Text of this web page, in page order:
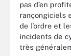
pas d’en
rançongiciels
de l’ordre et
incidents de
très